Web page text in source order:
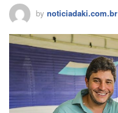
by noticiadaki.com.br